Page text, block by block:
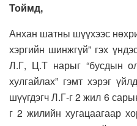
Тоймд,
Анхан шатны шүүхээс
хэргийн шинжгүй” гэх
Л.Г, Ц.Т нарыг “бусдын
хулгайлах” гэмт хэрэг
шүүгдэгч Л.Г-г 2 жил 6
г 2 жилийн хугацаагаар